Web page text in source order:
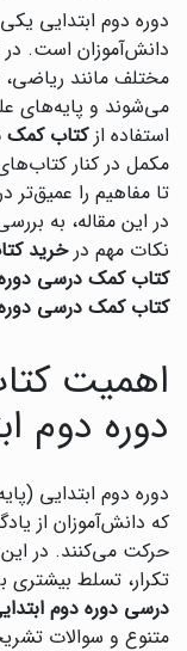
دوره دوم ابتدایی
دانش‌آموزان است. در
مختلف مانند
می‌شوند و پایه‌های
استفاده ازکتاب کمک
مکمل در کنار
تا مفاهیم را عمیق‌تر
در این مقاله، به
نکات مهم درخرید
کتاب کمک درسی دوره
کتاب کمک درسی دوره
اهمیت
دوره دوم
دوره دوم ابتدایی
که دانش‌آموزان از
حرکت می‌کنند. در این
تکرار، تسلط بیشتری
درسی دوره دوم
متنوع و سوالات